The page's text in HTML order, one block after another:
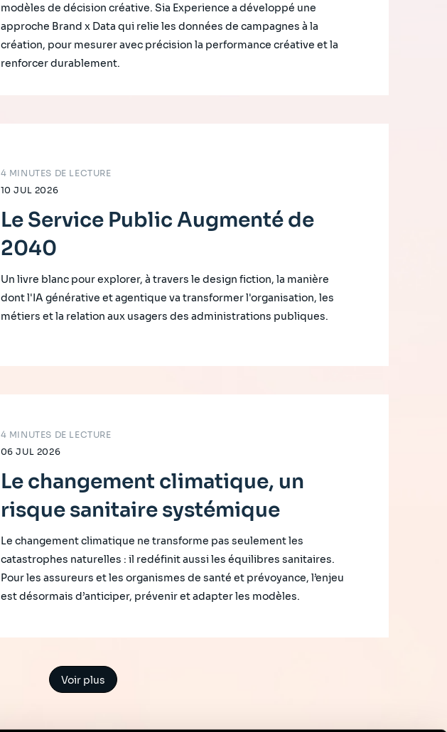
modèles de décision créative. Sia Experience a développé une
approche Brand x Data qui relie les données de campagnes à la
création, pour mesurer avec précision la performance créative et la
renforcer durablement.
10 JUL 2026
4 MINUTES DE LECTURE
Le Service Public Augmenté de
2040
Un livre blanc pour explorer, à travers le design fiction, la manière
dont l'IA générative et agentique va transformer l'organisation, les
métiers et la relation aux usagers des administrations publiques.
06 JUL 2026
4 MINUTES DE LECTURE
Le changement climatique, un
risque sanitaire systémique
Le changement climatique ne transforme pas seulement les
catastrophes naturelles : il redéfinit aussi les équilibres sanitaires.
Pour les assureurs et les organismes de santé et prévoyance, l’enjeu
est désormais d’anticiper, prévenir et adapter les modèles.
Voir plus